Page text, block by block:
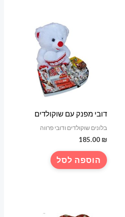
דובי מפנק עם שוקולדים
בלונים שוקולדים ודובי פרווה
185.00 ₪
הוספה לסל